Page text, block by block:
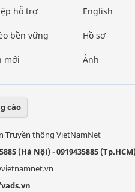
hỗ trợ
bền vững
mới
English
Hồ sơ
Ảnh
cáo
Truyền thông VietNamNet
(Hà Nội)-0919435885